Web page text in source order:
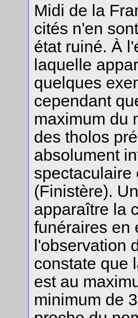
Midi de la
cités n'en
état ruiné. À
laquelle
quelques
cependant
maximum du
des tholos
absolument
spectaculaire
(Finistère).
apparaître la
funéraires en
l'observation
constate que
est au
minimum de